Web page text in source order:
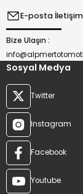
E-posta İletişim
Bize Ulaşın :
Sosyal Medya
Twitter
Instagram
Facebook
Youtube